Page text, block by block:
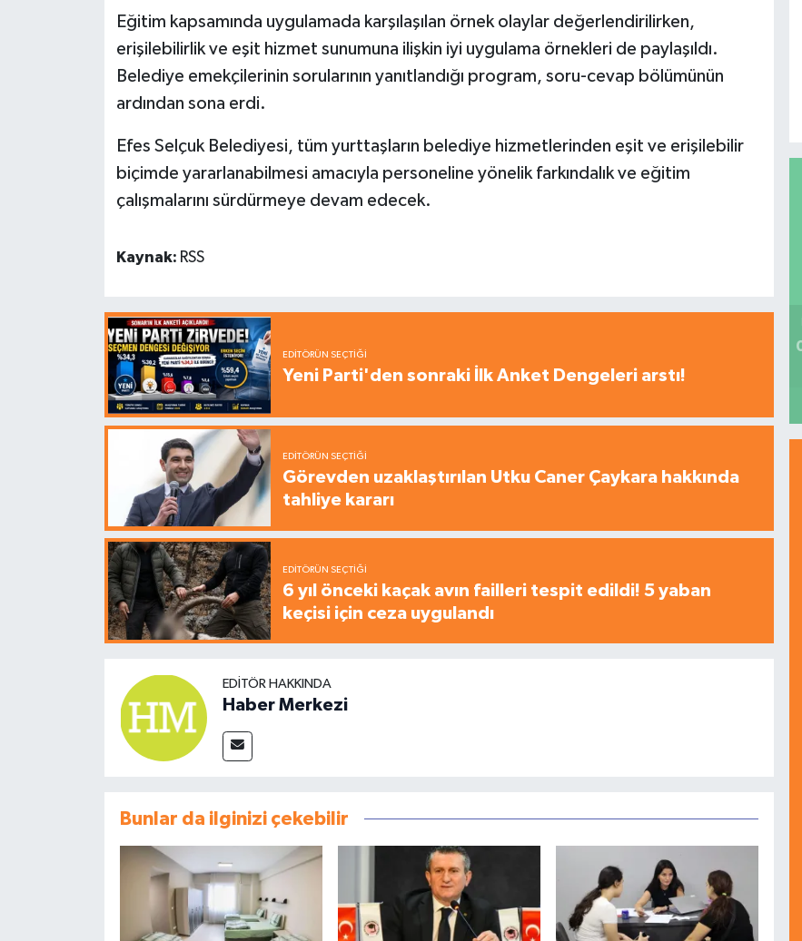
Eğitim kapsamında uygulamada karşılaşılan örnek olaylar değerlendirilirken,
erişilebilirlik ve eşit hizmet sunumuna ilişkin iyi uygulama örnekleri de paylaşıldı.
Belediye emekçilerinin sorularının yanıtlandığı program, soru-cevap bölümünün
ardından sona erdi.
Efes Selçuk Belediyesi, tüm yurttaşların belediye hizmetlerinden eşit ve erişilebilir
biçimde yararlanabilmesi amacıyla personeline yönelik farkındalık ve eğitim
çalışmalarını sürdürmeye devam edecek.
Kaynak: RSS
EDITÖRÜN SEÇTIĞI
Yeni Parti'den sonraki İlk Anket Dengeleri arstı!
EDITÖRÜN SEÇTIĞI
Görevden uzaklaştırılan Utku Caner Çaykara hakkında
tahliye kararı
EDITÖRÜN SEÇTIĞI
6 yıl önceki kaçak avın failleri tespit edildi! 5 yaban
keçisi için ceza uygulandı
EDITÖR HAKKINDA
Haber Merkezi
Bunlar da ilginizi çekebilir